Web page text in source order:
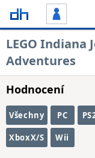
LEGO Indiana
Adventures
Hodnocení
Všechny PC
XboxX/S Wii